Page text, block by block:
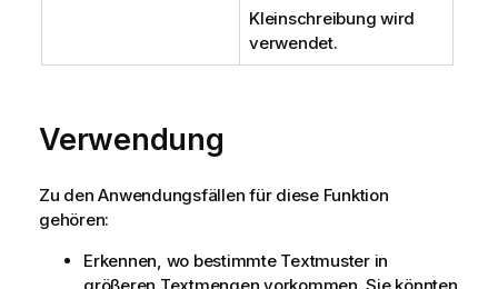
Kleinschreibung wird
verwendet.
Verwendung
Zu den Anwendungsfällen für diese Funktion
gehören:
Erkennen, wo bestimmte Textmuster in